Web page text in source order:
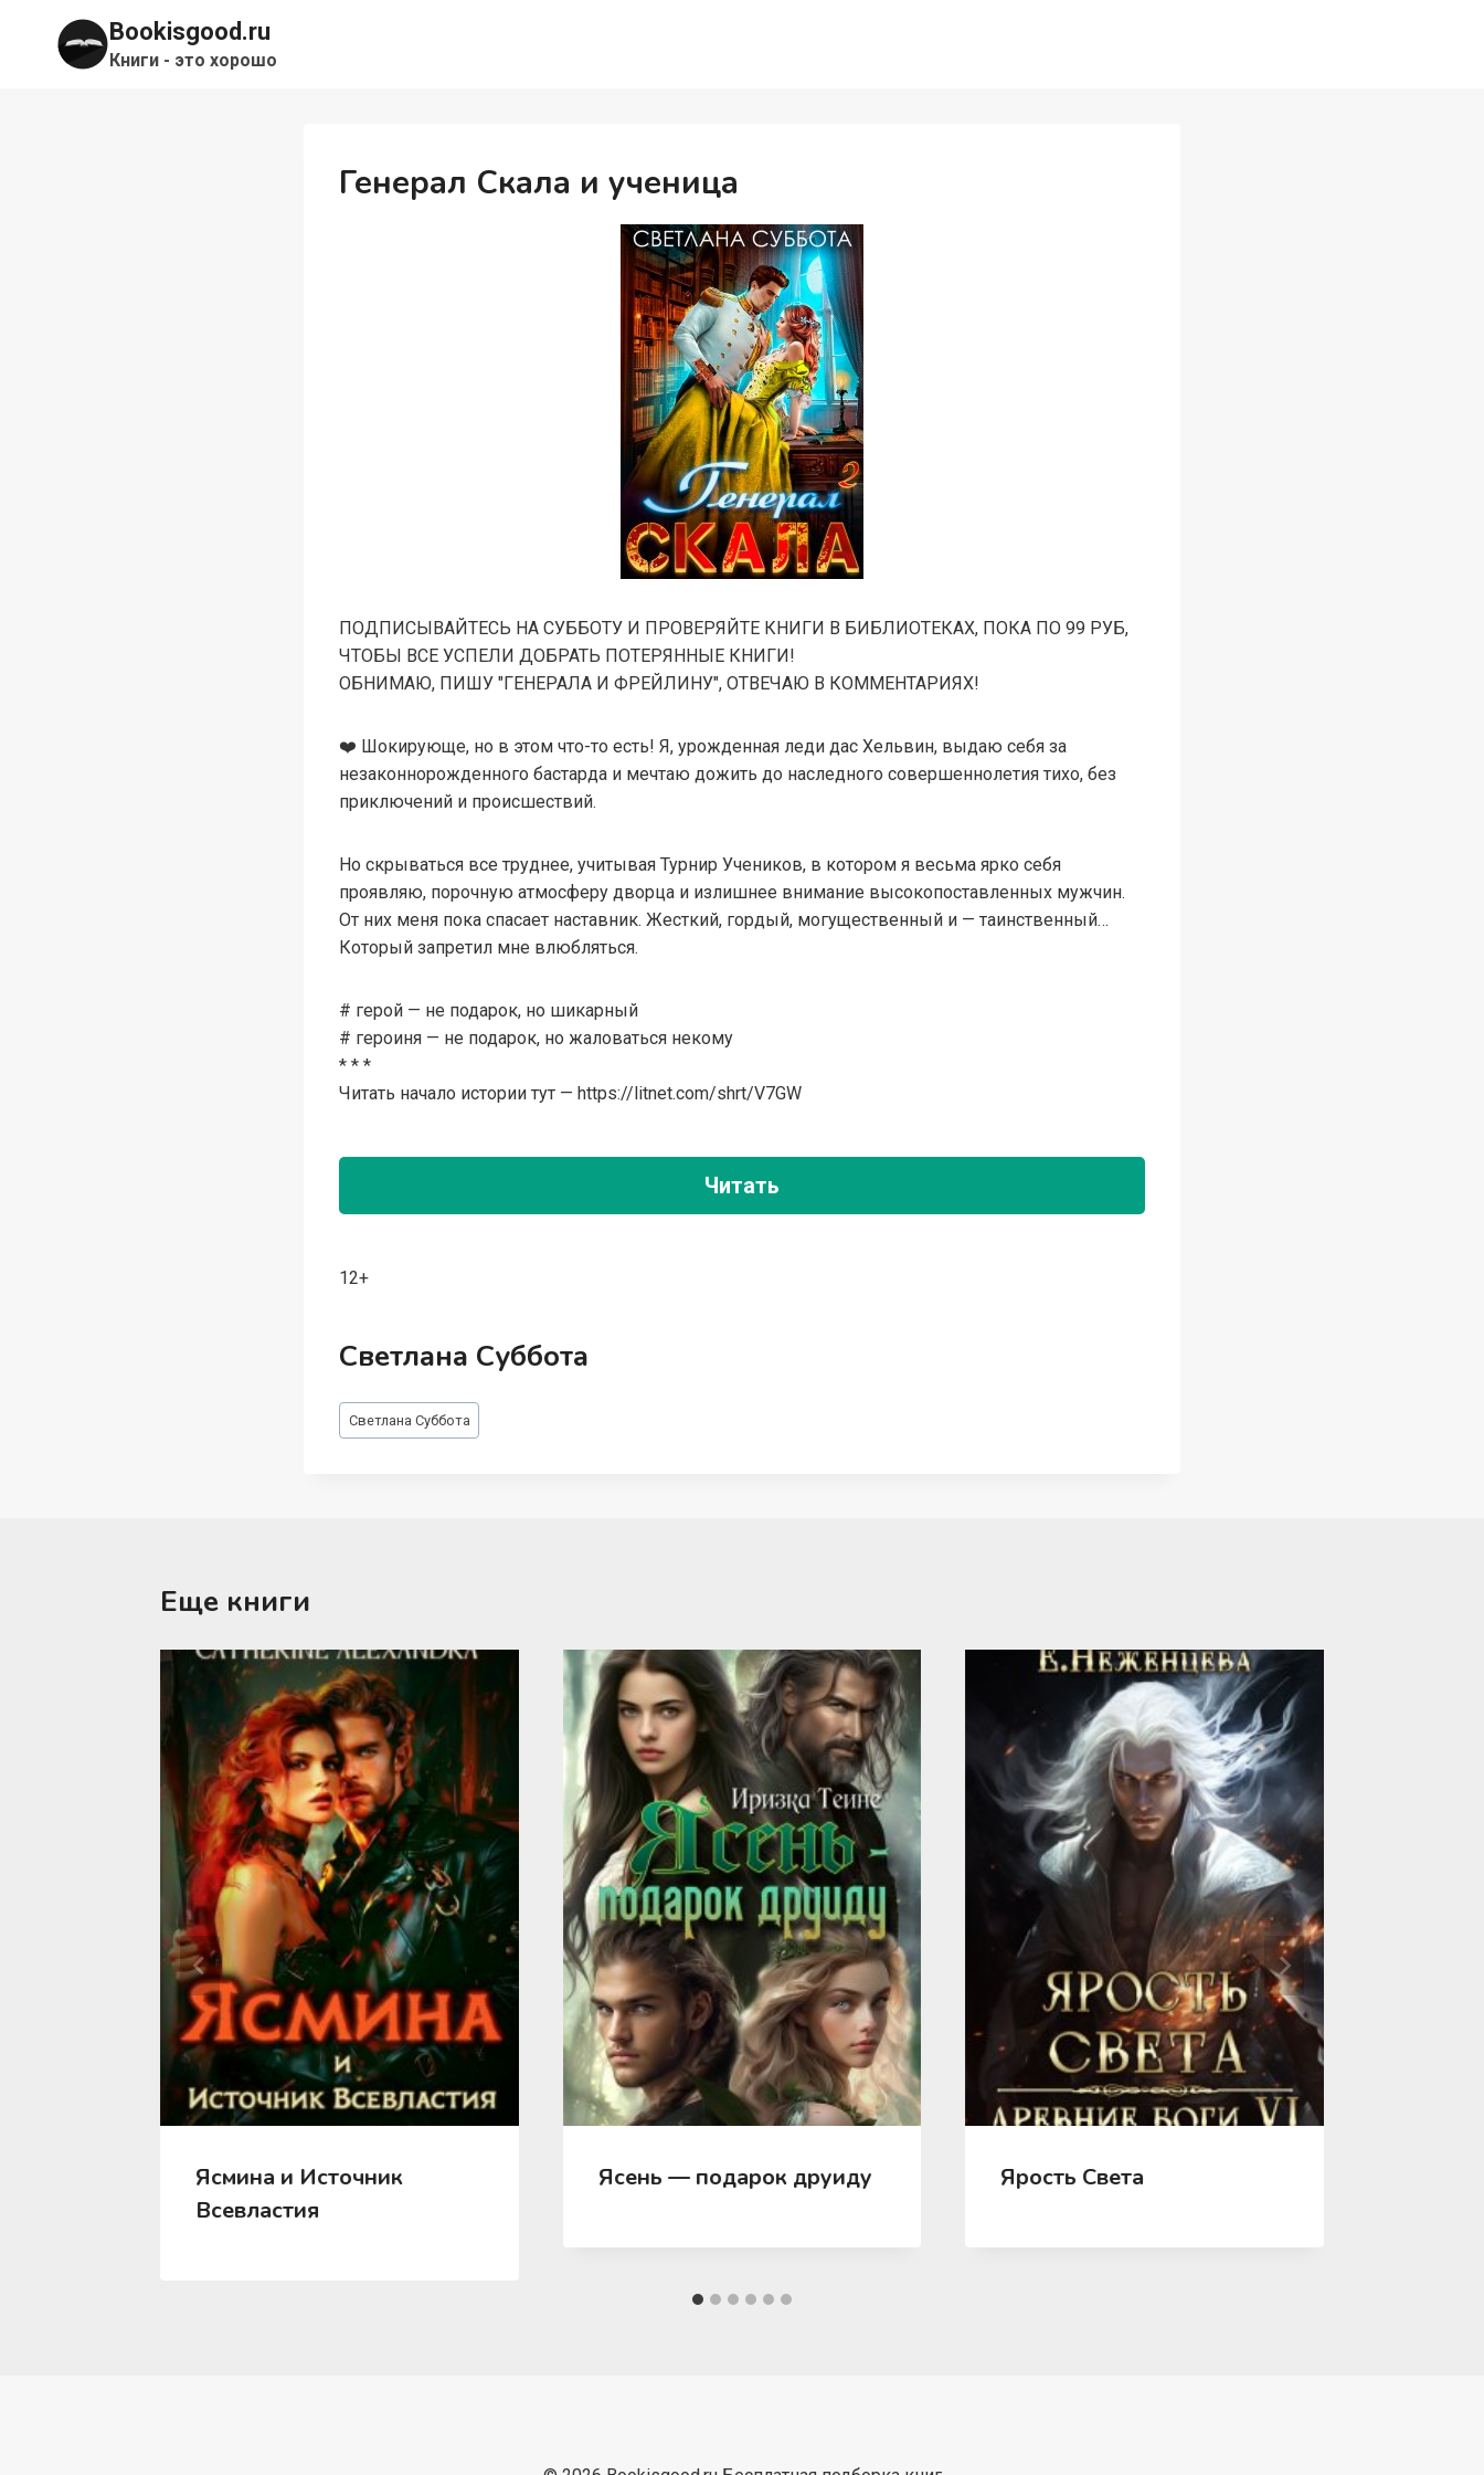
содержимому
Bookisgood.ru
Книги - это хорошо
Генерал Скала и ученица
ПОДПИСЫВАЙТЕСЬ НА СУББОТУ И ПРОВЕРЯЙТЕ КНИГИ В БИБЛИОТЕКАХ, ПОКА ПО 99 РУБ,
ЧТОБЫ ВСЕ УСПЕЛИ ДОБРАТЬ ПОТЕРЯННЫЕ КНИГИ!
ОБНИМАЮ, ПИШУ "ГЕНЕРАЛА И ФРЕЙЛИНУ", ОТВЕЧАЮ В КОММЕНТАРИЯХ!
❤️ Шокирующе, но в этом что-то есть! Я, урожденная леди дас Хельвин, выдаю себя за
незаконнорожденного бастарда и мечтаю дожить до наследного совершеннолетия тихо, без
приключений и происшествий.
Но скрываться все труднее, учитывая Турнир Учеников, в котором я весьма ярко себя
проявляю, порочную атмосферу дворца и излишнее внимание высокопоставленных мужчин.
От них меня пока спасает наставник. Жесткий, гордый, могущественный и — таинственный…
Который запретил мне влюбляться.
# герой — не подарок, но шикарный
# героиня — не подарок, но жаловаться некому
* * *
Читать начало истории тут — https://litnet.com/shrt/V7GW
Читать
12+
Светлана Суббота
Метки
записи:
Светлана Суббота
Еще книги
Ясмина и Источник
Всевластия
Ясень — подарок друиду Ярость Света